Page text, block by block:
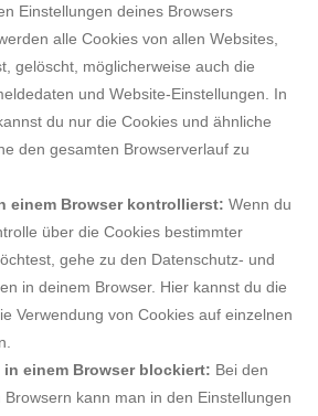
Einstellungen deines Browsers
alle Cookies von allen Websites,
gelöscht, möglicherweise auch die
und Website-Einstellungen. In
du nur die Cookies und ähnliche
den gesamten Browserverlauf zu
einem Browser kontrollierst: Wenn du
über die Cookies bestimmter
gehe zu den Datenschutz- und
in deinem Browser. Hier kannst du die
Verwendung von Cookies auf einzelnen
in einem Browser blockiert: Bei den
kann man in den Einstellungen